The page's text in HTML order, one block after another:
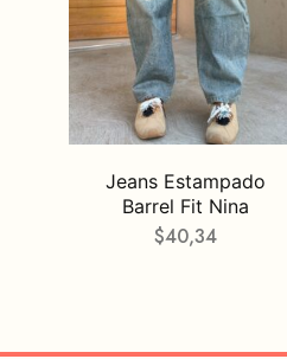
Jeans Estampado
Barrel Fit Nina
$40,34